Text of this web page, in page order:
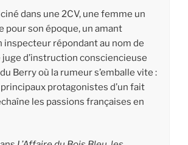
dans une 2CV, une femme un
pour son époque, un amant
inspecteur répondant au nom de
juge d’instruction consciencieuse
Berry où la rumeur s’emballe vite :
protagonistes d’un fait
les passions françaises en